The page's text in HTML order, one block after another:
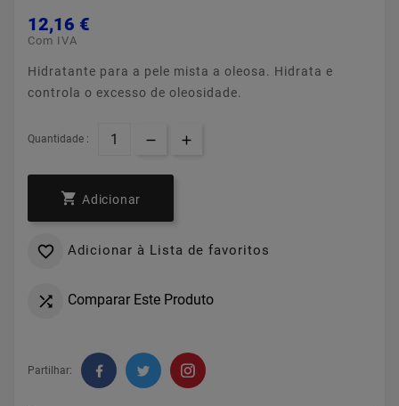
12,16 €
Com IVA
Hidratante para a pele mista a oleosa. Hidrata e
controla o excesso de oleosidade.
Quantidade :
 Adicionar
 Adicionar à Lista de favoritos
 Comparar Este Produto
Partilhar: